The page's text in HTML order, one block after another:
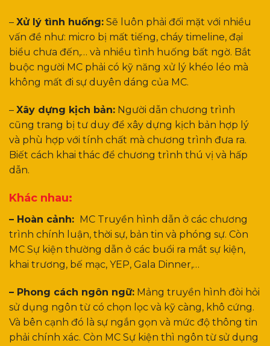
– Xử lý tình huống: Sẽ luôn phải đối mặt với nhiều
vấn đề như: micro bị mất tiếng, cháy timeline, đại
biểu chưa đến,… và nhiều tình huống bất ngờ. Bắt
buộc người MC phải có kỹ năng xử lý khéo léo mà
không mất đi sự duyên dáng của MC.
– Xây dựng kịch bản: Người dẫn chương trình
cũng trang bị tư duy để xây dựng kịch bản hợp lý
và phù hợp với tính chất mà chương trình đưa ra.
Biết cách khai thác để chương trình thú vị và hấp
dẫn.
Khác nhau:
– Hoàn cảnh:
MC Truyền hình dẫn ở các chương
trình chính luận, thời sự, bản tin và phóng sự. Còn
MC Sự kiện thường dẫn ở các buổi ra mắt sự kiện,
khai trương, bế mạc, YEP, Gala Dinner,…
– Phong cách ngôn ngữ: Mảng truyền hình đòi hỏi
sử dụng ngôn từ có chọn lọc và kỹ càng, khô cứng.
Và bên cạnh đó là sự ngắn gọn và mức độ thông tin
phải chính xác. Còn MC Sự kiện thì ngôn từ sử dụng